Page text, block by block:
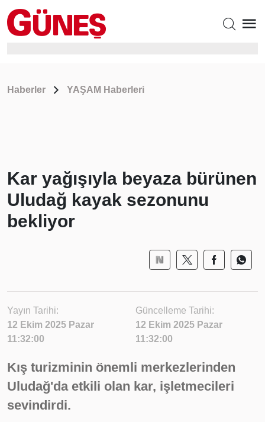
Haberler YAŞAM Haberleri
Kar yağışıyla beyaza bürünen
Uludağ kayak sezonunu
bekliyor
Yayın Tarihi:
12 Ekim 2025 Pazar
11:32:00
Güncelleme Tarihi:
12 Ekim 2025 Pazar
11:32:00
Kış turizminin önemli merkezlerinden
Uludağ'da etkili olan kar, işletmecileri
sevindirdi.